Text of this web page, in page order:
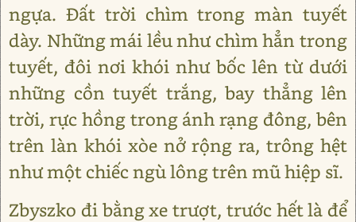
ngựa. Đất trời chìm trong màn tuyết
dày. Những mái lều như chìm hẳn trong
tuyết, đôi nơi khói như bốc lên từ dưới
những cồn tuyết trắng, bay thẳng lên
trời, rực hồng trong ánh rạng đông, bên
trên làn khói xòe nở rộng ra, trông hệt
như một chiếc ngù lông trên mũ hiệp sĩ.
Zbyszko đi bằng xe trượt, trước hết là để